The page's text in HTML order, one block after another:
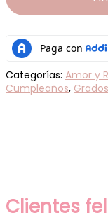
Categorías: Amor y
Cumpleaños, Grados
Clientes